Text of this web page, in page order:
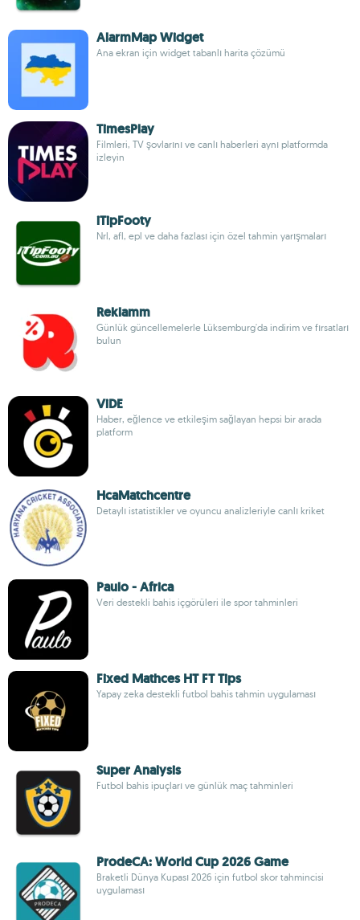
AlarmMap Widget
Ana ekran için widget tabanlı harita çözümü
TimesPlay
Filmleri, TV şovlarını ve canlı haberleri aynı platformda
izleyin
iTipFooty
Nrl, afl, epl ve daha fazlası için özel tahmin yarışmaları
Reklamm
Günlük güncellemelerle Lüksemburg'da indirim ve fırsatları
bulun
ViDE
Haber, eğlence ve etkileşim sağlayan hepsi bir arada
platform
HcaMatchcentre
Detaylı istatistikler ve oyuncu analizleriyle canlı kriket
Paulo - Africa
Veri destekli bahis içgörüleri ile spor tahminleri
Fixed Mathces HT FT Tips
Yapay zeka destekli futbol bahis tahmin uygulaması
Super Analysis
Futbol bahis ipuçları ve günlük maç tahminleri
ProdeCA: World Cup 2026 Game
Braketli Dünya Kupası 2026 için futbol skor tahmincisi
uygulaması